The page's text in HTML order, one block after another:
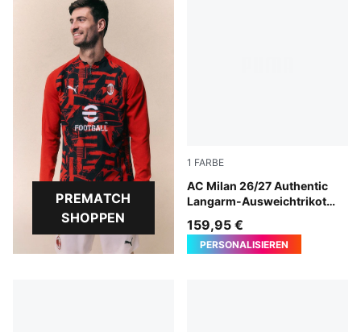
PREMATCH
SHOPPEN
1 FARBE
AC Milan 26/27 Authentic
Langarm-Ausweichtrikot
Flat Dark Gray-Glowing Red
159,95 €
PERSONALISIEREN